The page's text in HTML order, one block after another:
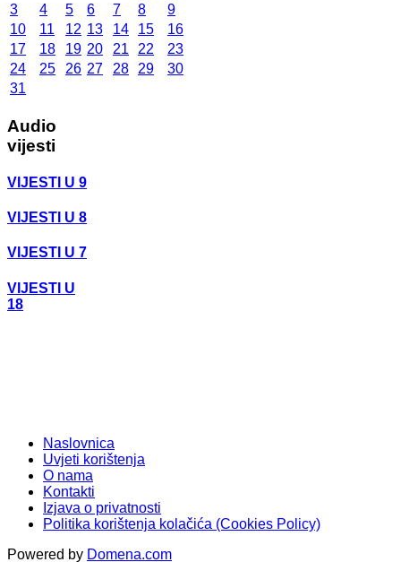
3
4 5 6 7 8
9
10
11 12 13 14 15
16
17
18 19 20 21 22
23
24
25 26 27 28 29
30
31
Audio
vijesti
VIJESTI U 9
VIJESTI U 8
VIJESTI U 7
VIJESTI U
18
Naslovnica
Uvjeti korištenja
O nama
Kontakti
Izjava o privatnosti
Politika korištenja kolačića (Cookies Policy)
Powered by Domena.com